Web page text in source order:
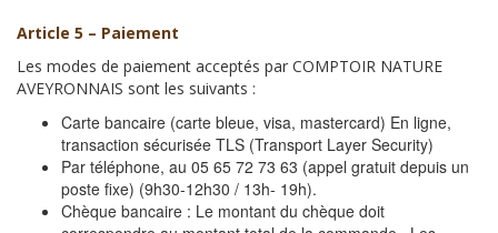
Article 5 – Paiement
Les modes de paiement acceptés par COMPTOIR NATURE
AVEYRONNAIS sont les suivants :
Carte bancaire (carte bleue, visa, mastercard) En ligne,
transaction sécurisée TLS (Transport Layer Security)
Par téléphone, au 05 65 72 73 63 (appel gratuit depuis un
poste fixe) (9h30-12h30 / 13h- 19h).
Chèque bancaire : Le montant du chèque doit